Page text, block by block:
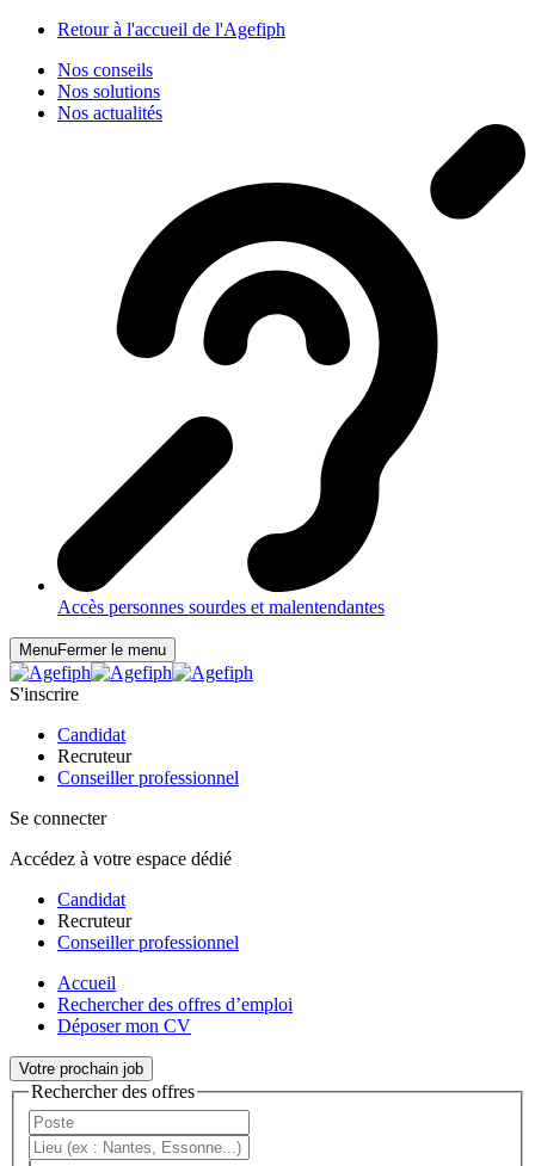
Retour à l'accueil de l'Agefiph
Nos conseils
Nos solutions
Nos actualités
Accès personnes sourdes et malentendantes
MenuFermer le menu
S'inscrire
Candidat
Recruteur
Conseiller professionnel
Se connecter
Accédez à votre espace dédié
Candidat
Recruteur
Conseiller professionnel
Accueil
Rechercher des offres d’emploi
Déposer mon CV
Votre prochain job
Rechercher des offres